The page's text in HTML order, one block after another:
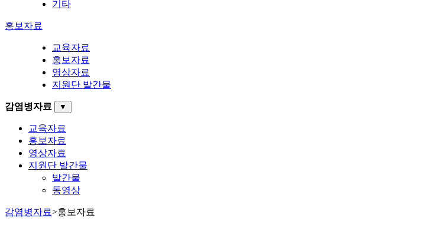
기타
홍보자료
교육자료
홍보자료
영상자료
지원단 발간물
감염병자료 ▼
교육자료
홍보자료
영상자료
지원단 발간물
발간물
동영상
감염병자료>홍보자료